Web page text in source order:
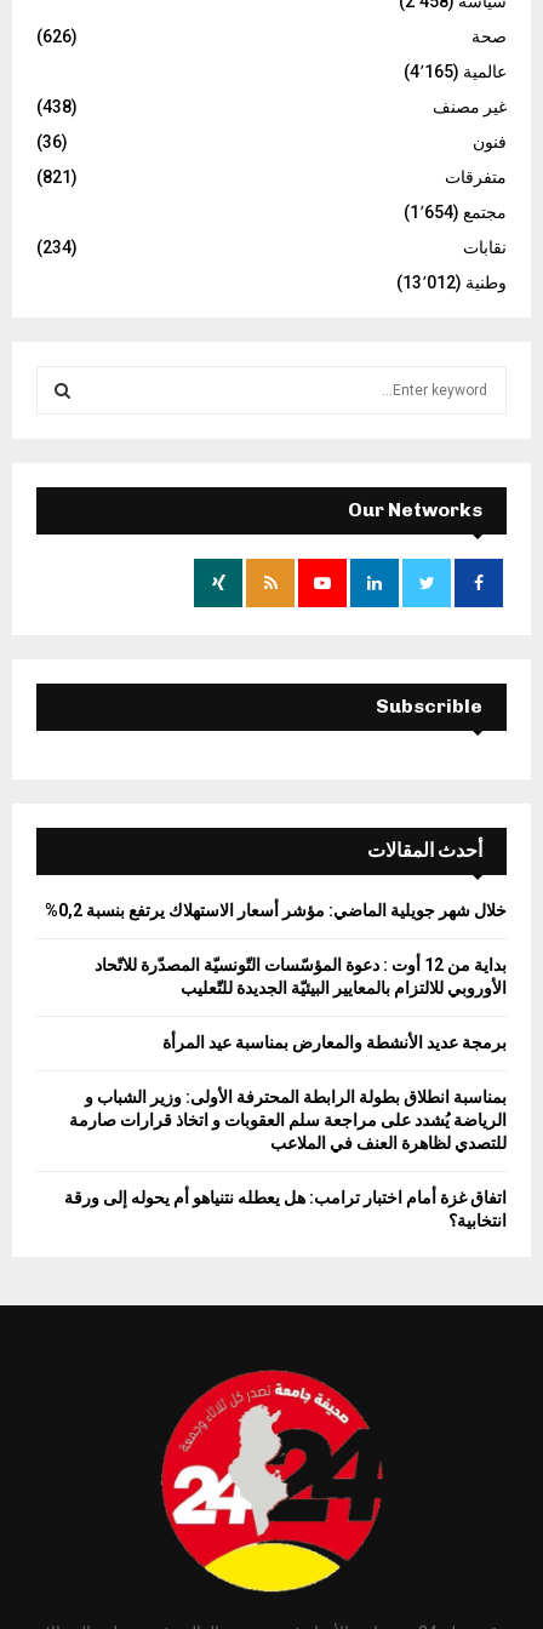
صحة
(626)
عالمية (4٬165)
غير مصنف
(438)
فنون
(36)
متفرقات
(821)
مجتمع (1٬654)
نقابات
(234)
وطنية (13٬012)
f
o
E
A
H
Our Networks
Subscrible
أحدث المقالات
خلال شهر جويلية الماضي: مؤشر أسعار الاستهلاك يرتفع بنسبة 0,2%
بداية من 12 أوت : دعوة المؤسّسات التّونسيّة المصدّرة للاتّحاد
الأوروبي للالتزام بالمعايير البيئيّة الجديدة للتّعليب
برمجة عديد الأنشطة والمعارض بمناسبة عيد المرأة
بمناسبة انطلاق بطولة الرابطة المحترفة الأولى: وزير الشباب و
الرياضة يُشدد على مراجعة سلم العقوبات و اتخاذ قرارات صارمة
للتصدي لظاهرة العنف في الملاعب
اتفاق غزة أمام اختبار ترامب: هل يعطله نتنياهو أم يحوله إلى ورقة
انتخابية؟